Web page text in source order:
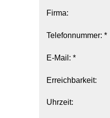
Firma:
Telefonnummer: *
E-Mail: *
Erreichbarkeit:
Uhrzeit: